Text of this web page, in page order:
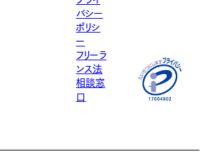
バシー
ポリシ
ー
フリーラ
ンス法
相談窓
口